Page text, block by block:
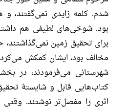
شدم. کلمه زایدی نمی‌گفتند،
بود. شوخی‌های لطیفی هم
برای تحقیق زمین نمی‌گذاشتند،
مخالف بود، ایشان کمکش
شهرستانی می‌فرمودند، در
کتاب‌هایی قابل و شایستۀ
اثری را مفصل‌تر نوشتند.